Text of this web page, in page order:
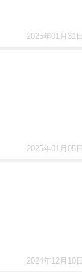
2025年01月31
2025年01月05
2024年12月10